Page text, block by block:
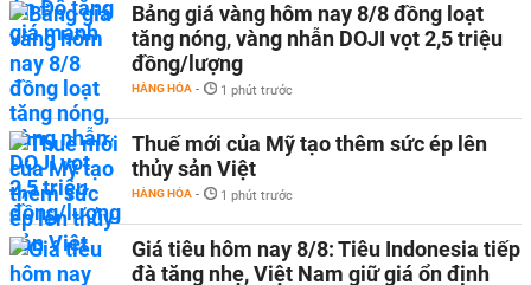
Bảng giá vàng hôm nay 8/8 đồng loạt
tăng nóng, vàng nhẫn DOJI vọt 2,5 triệu
đồng/lượng
HÀNG HÓA - 1 phút trước
Thuế mới của Mỹ tạo thêm sức ép lên
thủy sản Việt
HÀNG HÓA - 1 phút trước
Giá tiêu hôm nay 8/8: Tiêu Indonesia tiếp
đà tăng nhẹ, Việt Nam giữ giá ổn định